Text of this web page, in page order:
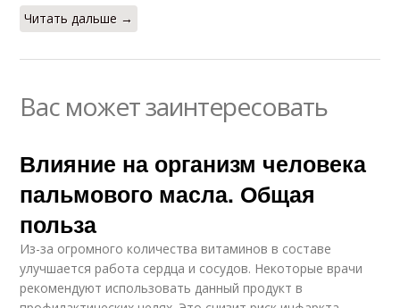
Читать дальше →
Вас может заинтересовать
Влияние на организм человека
пальмового масла. Общая
польза
Из-за огромного количества витаминов в составе
улучшается работа сердца и сосудов. Некоторые врачи
рекомендуют использовать данный продукт в